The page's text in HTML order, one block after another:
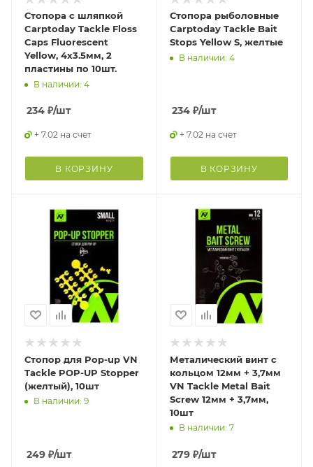
Стопора с шляпкой
Carptoday Tackle Floss
Caps Fluorescent
Yellow, 4х3.5мм, 2
пластины по 10шт.
В наличии: 4
234 ₽/шт
+ 7.02 на счет
В КОРЗИНУ
Стопора рыболовные
Carptoday Tackle Bait
Stops Yellow S, желтые
В наличии: 4
234₽/шт
+ 7.02 на счет
В КОРЗИНУ
Стопор для Pop-up VN
Tackle POP-UP Stopper
(желтый), 10шт
В наличии: 9
249 ₽/шт
Металический винт с
кольцом 12мм + 3,7мм
VN Tackle Metal Bait
Screw 12мм + 3,7мм,
10шт
В наличии: 7
279₽/шт